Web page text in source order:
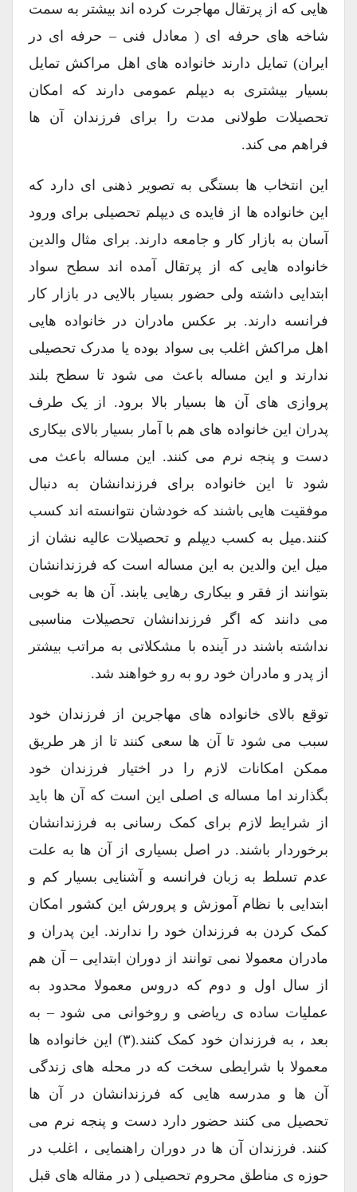
هایی که از پرتقال مهاجرت کرده اند بیشتر به سمت
شاخه های حرفه ای ( معادل فنی – حرفه ای در
ایران) تمایل دارند خانواده های اهل مراکش تمایل
بسیار بیشتری به دیپلم عمومی دارند که امکان
تحصیلات طولانی مدت را برای فرزندان آن ها
فراهم می کند.
این انتخاب ها بستگی به تصویر ذهنی ای دارد که
این خانواده ها از فایده ی دیپلم تحصیلی برای ورود
آسان به بازار کار و جامعه دارند. برای مثال والدین
خانواده هایی که از پرتقال آمده اند سطح سواد
ابتدایی داشته ولی حضور بسیار بالایی در بازار کار
فرانسه دارند. بر عکس مادران در خانواده هایی
اهل مراکش اغلب بی سواد بوده یا مدرک تحصیلی
ندارند و این مساله باعث می شود تا سطح بلند
پروازی های آن ها بسیار بالا برود. از یک طرف
پدران این خانواده های هم با آمار بسیار بالای بیکاری
دست و پنجه نرم می کنند. این مساله باعث می
شود تا این خانواده برای فرزندانشان به دنبال
موفقیت هایی باشند که خودشان نتوانسته اند کسب
کنند.میل به کسب دیپلم و تحصیلات عالیه نشان از
میل این والدین به این مساله است که فرزندانشان
بتوانند از فقر و بیکاری رهایی یابند. آن ها به خوبی
می دانند که اگر فرزندانشان تحصیلات مناسبی
نداشته باشند در آینده با مشکلاتی به مراتب بیشتر
از پدر و مادران خود رو به رو خواهند شد.
توقع بالای خانواده های مهاجرین از فرزندان خود
سبب می شود تا آن ها سعی کنند تا از هر طریق
ممکن امکانات لازم را در اختیار فرزندان خود
بگذارند اما مساله ی اصلی این است که آن ها باید
از شرایط لازم برای کمک رسانی به فرزندانشان
برخوردار باشند. در اصل بسیاری از آن ها به علت
عدم تسلط به زبان فرانسه و آشنایی بسیار کم و
ابتدایی با نظام آموزش و پرورش این کشور امکان
کمک کردن به فرزندان خود را ندارند. این پدران و
مادران معمولا نمی توانند از دوران ابتدایی – آن هم
از سال اول و دوم که دروس معمولا محدود به
عملیات ساده ی ریاضی و روخوانی می شود – به
بعد ، به فرزندان خود کمک کنند.(۳) این خانواده ها
معمولا با شرایطی سخت که در محله های زندگی
آن ها و مدرسه هایی که فرزندانشان در آن ها
تحصیل می کنند حضور دارد دست و پنجه نرم می
کنند. فرزندان آن ها در دوران راهنمایی ، اغلب در
حوزه ی مناطق محروم تحصیلی ( در مقاله های قبل